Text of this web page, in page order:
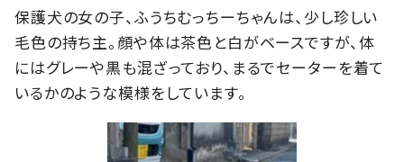
保護犬の女の子、ふうちむっちーちゃんは、少し珍しい
毛色の持ち主。顔や体は茶色と白がベースですが、体
にはグレーや黒も混ざっており、まるでセーターを着て
いるかのような模様をしています。